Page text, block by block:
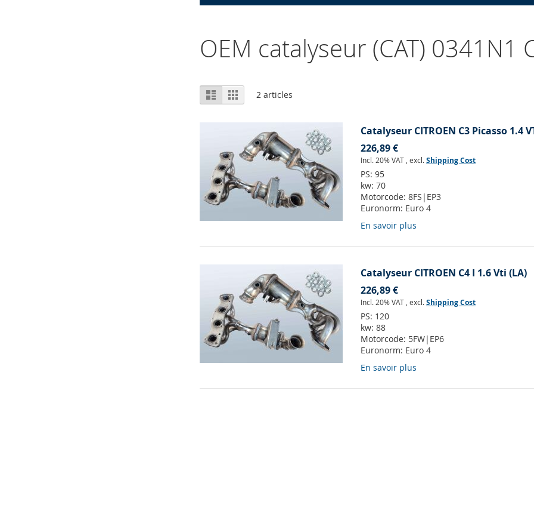
OEM catalyseur (CAT) 0341N1
Afficher
en
Liste Grille2 articles
Catalyseur CITROEN C3 Picasso 1.4
226,89 €
Incl. 20% VAT ,excl.Shipping Cost
PS:95
kw:70
Motorcode:8FS|EP3
Euronorm: Euro 4
En savoir plus
Catalyseur CITROEN C4 I 1.6 Vti (LA)
226,89 €
Incl. 20% VAT ,excl.Shipping Cost
PS: 120
kw:88
Motorcode: 5FW|EP6
Euronorm: Euro 4
En savoir plus